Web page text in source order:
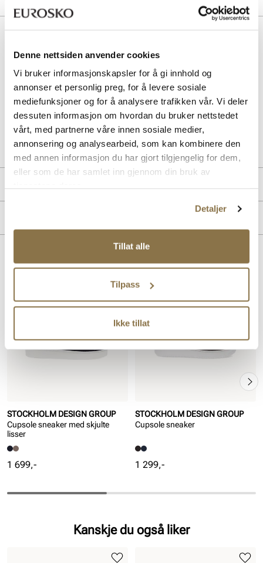
Denne nettsiden anvender cookies
Vi bruker informasjonskapsler for å gi innhold og
annonser et personlig preg, for å levere sosiale
mediefunksjoner og for å analysere trafikken vår. Vi deler
dessuten informasjon om hvordan du bruker nettstedet
vårt, med partnerne våre innen sosiale medier,
annonsering og analysearbeid, som kan kombinere den
med annen informasjon du har gjort tilgjengelig for dem,
eller som de har samlet inn gjennom din bruk av
Detaljer
Tillat alle
Tilpass
Ikke tillat
Beskrivelse
Premium cupsole sneaker med klassisk snøring. Detaljen med de
delvis skjulte lissene gir skoen et enda mer moderne uttrykk.
Overdelen er laget i semsket skinn av beste kvalitet. Fôret og
innersålen er også laget i skinn, noe som gir et ekslusivt preg, samt
god komfort. Yttersålen i helstøpt gummi er myk og fleksibel.
Art. nr 05257010
Lev. art. nr25H2127
Lignende produkter
STOCKHOLM DESIGN GROUP
Cupsole sneaker med skjulte
lisser
Pris
1 699,-
STOCKHOLM DESIGN GROUP
Cupsole sneaker
Pris
1 299,-
Kanskje du også liker